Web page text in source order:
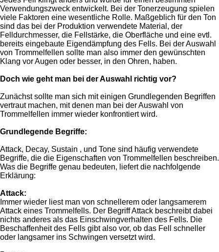
Verwendungszweck entwickelt. Bei der Tonerzeugung spielen
viele Faktoren eine wesentliche Rolle. Maßgeblich für den Ton
sind das bei der Produktion verwendete Material, der
Felldurchmesser, die Fellstärke, die Oberfläche und eine evtl.
bereits eingebaute Eigendämpfung des Fells. Bei der Auswahl
von Trommelfellen sollte man also immer den gewünschten
Klang vor Augen oder besser, in den Ohren, haben.
Doch wie geht man bei der Auswahl richtig vor?
Zunächst sollte man sich mit einigen Grundlegenden Begriffen
vertraut machen, mit denen man bei der Auswahl von
Trommelfellen immer wieder konfrontiert wird.
Grundlegende Begriffe:
Attack, Decay, Sustain , und Tone sind häufig verwendete
Begriffe, die die Eigenschaften von Trommelfellen beschreiben.
Was die Begriffe genau bedeuten, liefert die nachfolgende
Erklärung:
Attack:
Immer wieder liest man von schnellerem oder langsamerem
Attack eines Trommelfells. Der Begriff Attack beschreibt dabei
nichts anderes als das Einschwingverhalten des Fells. Die
Beschaffenheit des Fells gibt also vor, ob das Fell schneller
oder langsamer ins Schwingen versetzt wird.